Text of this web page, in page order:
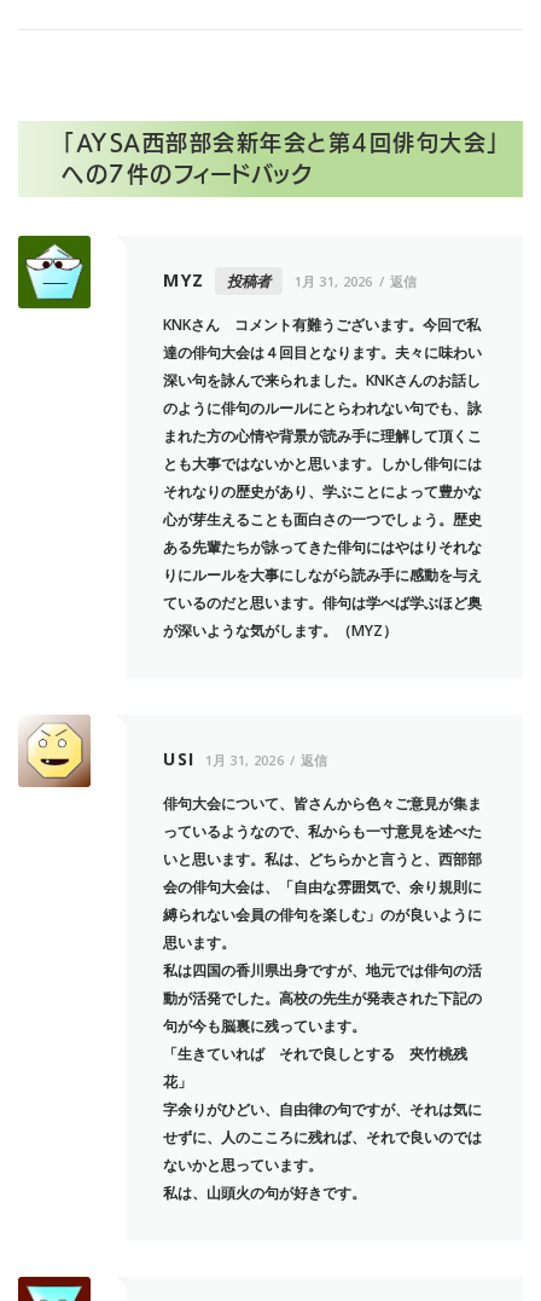
AYSA西部部会新年会と第4回俳句大会
への7件のフィードバック
MYZ 投稿者 1月 31, 2026 返信
KNKさん コメント有難うございます。今回で私
達の俳句大会は４回目となります。夫々に味わい
深い句を詠んで来られました。KNKさんのお話し
のように俳句のルールにとらわれない句でも、詠
まれた方の心情や背景が読み手に理解して頂くこ
とも大事ではないかと思います。しかし俳句には
それなりの歴史があり、学ぶことによって豊かな
心が芽生えることも面白さの一つでしょう。歴史
ある先輩たちが詠ってきた俳句にはやはりそれな
りにルールを大事にしながら読み手に感動を与え
ているのだと思います。俳句は学べば学ぶほど奥
が深いような気がします。（MYZ）
USI 1月 31, 2026 返信
俳句大会について、皆さんから色々ご意見が集ま
っているようなので、私からも一寸意見を述べた
いと思います。私は、どちらかと言うと、西部部
会の俳句大会は、「自由な雰囲気で、余り規則に
縛られない会員の俳句を楽しむ」のが良いように
思います。
私は四国の香川県出身ですが、地元では俳句の活
動が活発でした。高校の先生が発表された下記の
句が今も脳裏に残っています。
「生きていれば それで良しとする 夾竹桃残
花」
字余りがひどい、自由律の句ですが、それは気に
せずに、人のこころに残れば、それで良いのでは
ないかと思っています。
私は、山頭火の句が好きです。